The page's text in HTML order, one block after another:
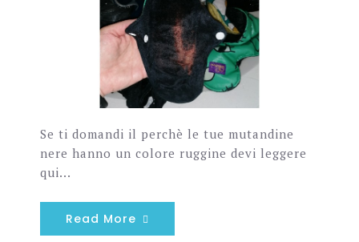
Se ti domandi il perchè le tue mutandine
nere hanno un colore ruggine devi leggere
qui...
Read More